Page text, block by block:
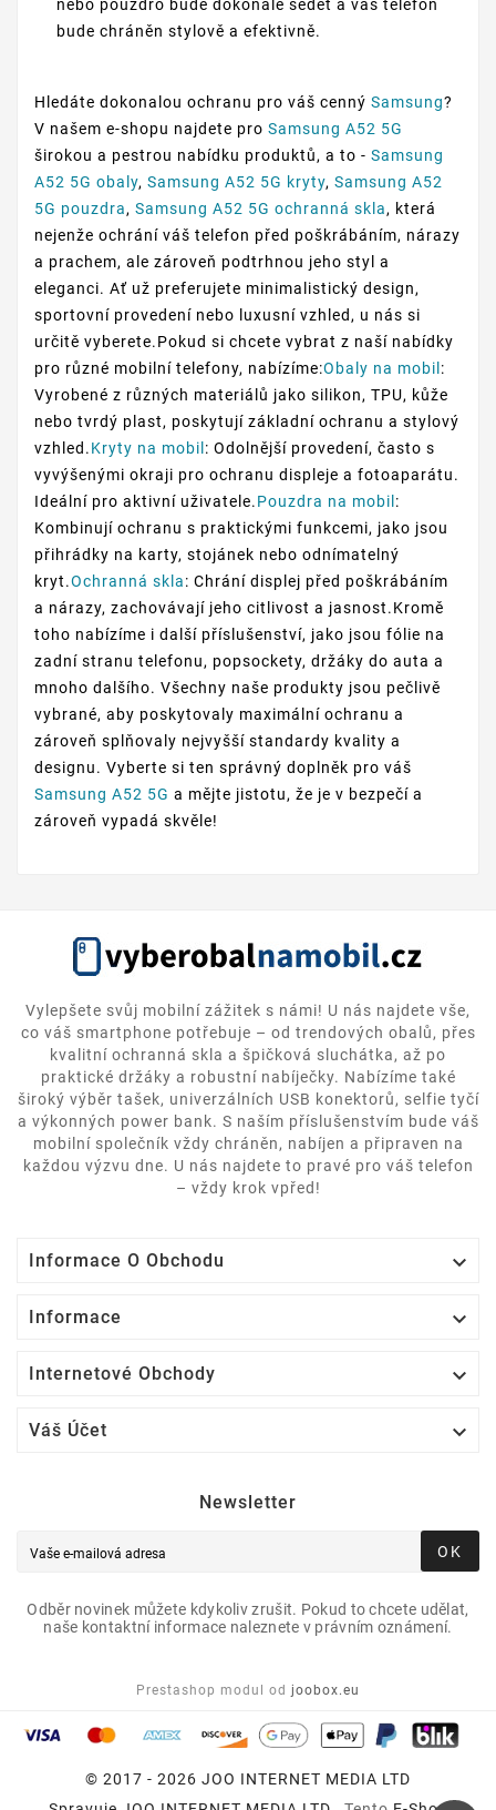
nebo pouzdro bude dokonale sedět a váš telefon
bude chráněn stylově a efektivně.
Hledáte dokonalou ochranu pro váš cenný Samsung?
V našem e-shopu najdete pro Samsung A52 5G
širokou a pestrou nabídku produktů, a to - Samsung
A52 5G obaly, Samsung A52 5G kryty, Samsung A52
5G pouzdra, Samsung A52 5G ochranná skla, která
nejenže ochrání váš telefon před poškrábáním, nárazy
a prachem, ale zároveň podtrhnou jeho styl a
eleganci. Ať už preferujete minimalistický design,
sportovní provedení nebo luxusní vzhled, u nás si
určitě vyberete.Pokud si chcete vybrat z naší nabídky
pro různé mobilní telefony, nabízíme:Obaly na mobil :
Vyrobené z různých materiálů jako silikon, TPU, kůže
nebo tvrdý plast, poskytují základní ochranu a stylový
vzhled.Kryty na mobil : Odolnější provedení, často s
vyvýšenými okraji pro ochranu displeje a fotoaparátu.
Ideální pro aktivní uživatele.Pouzdra na mobil :
Kombinují ochranu s praktickými funkcemi, jako jsou
přihrádky na karty, stojánek nebo odnímatelný
kryt.Ochranná skla: Chrání displej před poškrábáním
a nárazy, zachovávají jeho citlivost a jasnost.Kromě
toho nabízíme i další příslušenství, jako jsou fólie na
zadní stranu telefonu, popsockety, držáky do auta a
mnoho dalšího. Všechny naše produkty jsou pečlivě
vybrané, aby poskytovaly maximální ochranu a
zároveň splňovaly nejvyšší standardy kvality a
designu. Vyberte si ten správný doplněk pro váš
Samsung A52 5G a mějte jistotu, že je v bezpečí a
zároveň vypadá skvěle!
Vylepšete svůj mobilní zážitek s námi! U nás najdete vše,
co váš smartphone potřebuje – od trendových obalů, přes
kvalitní ochranná skla a špičková sluchátka, až po
praktické držáky a robustní nabíječky. Nabízíme také
široký výběr tašek, univerzálních USB konektorů, selfie tyčí
a výkonných power bank. S naším příslušenstvím bude váš
mobilní společník vždy chráněn, nabíjen a připraven na
každou výzvu dne. U nás najdete to pravé pro váš telefon
– vždy krok vpřed!
Informace O Obchodu 
Informace 
Internetové Obchody 
Váš Účet 
Newsletter
OK
Odběr novinek můžete kdykoliv zrušit. Pokud to chcete udělat,
naše kontaktní informace naleznete v právním oznámení.
Prestashop modul od joobox.eu
© 2017 - 2026 JOO INTERNET MEDIA LTD